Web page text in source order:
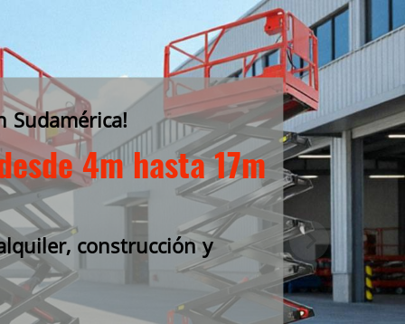
Sudamérica!
4m hasta 17m
construcción y